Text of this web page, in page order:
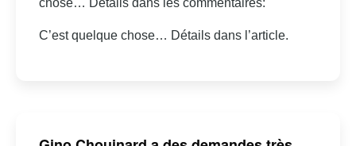
C’est quelque chose… Détails dans l’article.